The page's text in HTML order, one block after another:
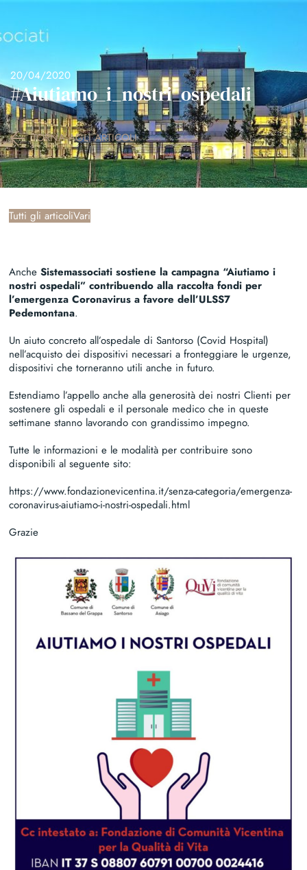
content
20/04/2020
#Aiutiamo_i_nostri_ospedali
TORNA AGLI ARTICOLI
Tutti gli articoliVari
AncheSistemassociati sostiene la campagna “Aiutiamo i
nostri ospedali” contribuendo alla raccolta fondi per
l’emergenza Coronavirus a favore dell’ULSS7
Pedemontana.
Un aiuto concreto all’ospedale di Santorso (Covid Hospital)
nell’acquisto dei dispositivi necessari a fronteggiare le urgenze,
dispositivi che torneranno utili anche in futuro.
Estendiamo l’appello anche alla generosità dei nostri Clienti per
sostenere gli ospedali e il personale medico che in queste
settimane stanno lavorando con grandissimo impegno.
Tutte le informazioni e le modalità per contribuire sono
disponibili al seguente sito:
https://www.fondazionevicentina.it/senza-categoria/emergenza-
coronavirus-aiutiamo-i-nostri-ospedali.html
Grazie